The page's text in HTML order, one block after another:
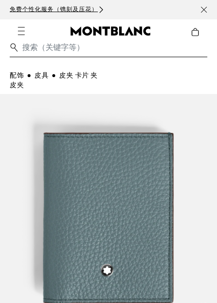
免费个性化服务（镌刻及压花） 致敬
配饰 皮具
皮夹 卡片 夹
皮夹